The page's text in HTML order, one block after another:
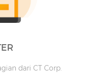
dari CT Corp.